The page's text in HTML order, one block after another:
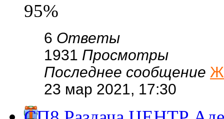
95%
6 Ответы
1931 Просмотры
Последнее сообщение
23 мар 2021, 17:30